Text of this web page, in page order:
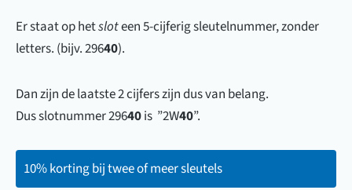
Er staat op hetsloteen 5-cijferig sleutelnummer, zonder
letters. (bijv. 29640).
Dan zijn de laatste 2 cijfers zijn dus van belang.
Dus slotnummer 29640is ”2W40”.
10% korting bij twee of meer sleutels